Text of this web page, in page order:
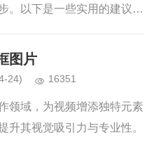
。以下是一些实用的建议，
辑爱剪辑无疑是大众的优质
面友好，操作简单，...
图片
24) 16351
领域，为视频增添独特元素
升其视觉吸引力与专业性。